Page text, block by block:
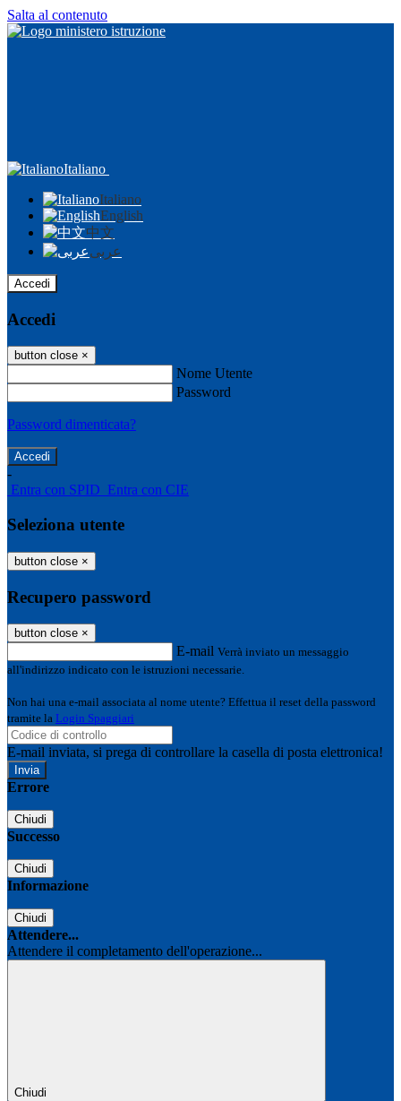
Salta al contenuto
Italiano
Italiano
English
中文
عربى
Accedi
Accedi
button close ×
Nome Utente
Password
Password dimenticata?
-
Entra con SPID Entra con CIE
Seleziona utente
button close ×
Recupero password
button close ×
E-mail Verrà inviato un messaggio
all'indirizzo indicato con le istruzioni necessarie.
Non hai una e-mail associata al nome utente? Effettua il reset della password
tramite la Login Spaggiari
E-mail inviata, si prega di controllare la casella di posta elettronica!
Errore
Chiudi
Successo
Chiudi
Informazione
Chiudi
Attendere...
Attendere il completamento dell'operazione...
Chiudi